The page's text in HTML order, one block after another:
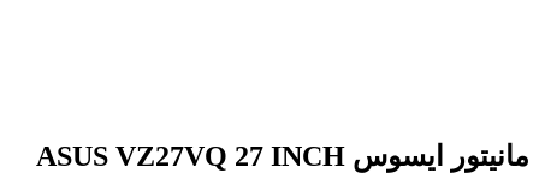
مانیتور ایسوس ASUS VZ27VQ 27 INCH